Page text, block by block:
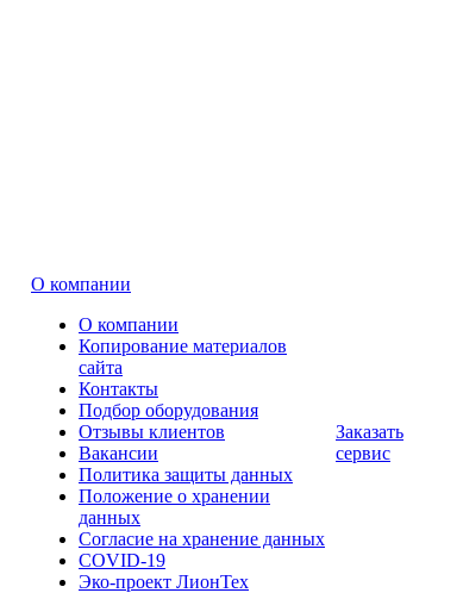
О компании
О компании
Копирование материалов
сайта
Контакты
Подбор оборудования
Отзывы клиентов
Вакансии
Политика защиты данных
Положение о хранении
данных
Согласие на хранение данных
COVID-19
Эко-проект ЛионТех
Заказать
сервис